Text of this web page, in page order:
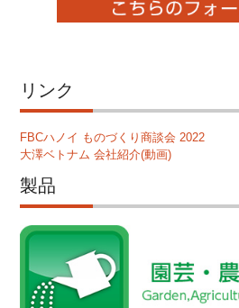
リンク
FBCハノイ ものづくり商談会 2022
大澤ベトナム 会社紹介(動画)
製品